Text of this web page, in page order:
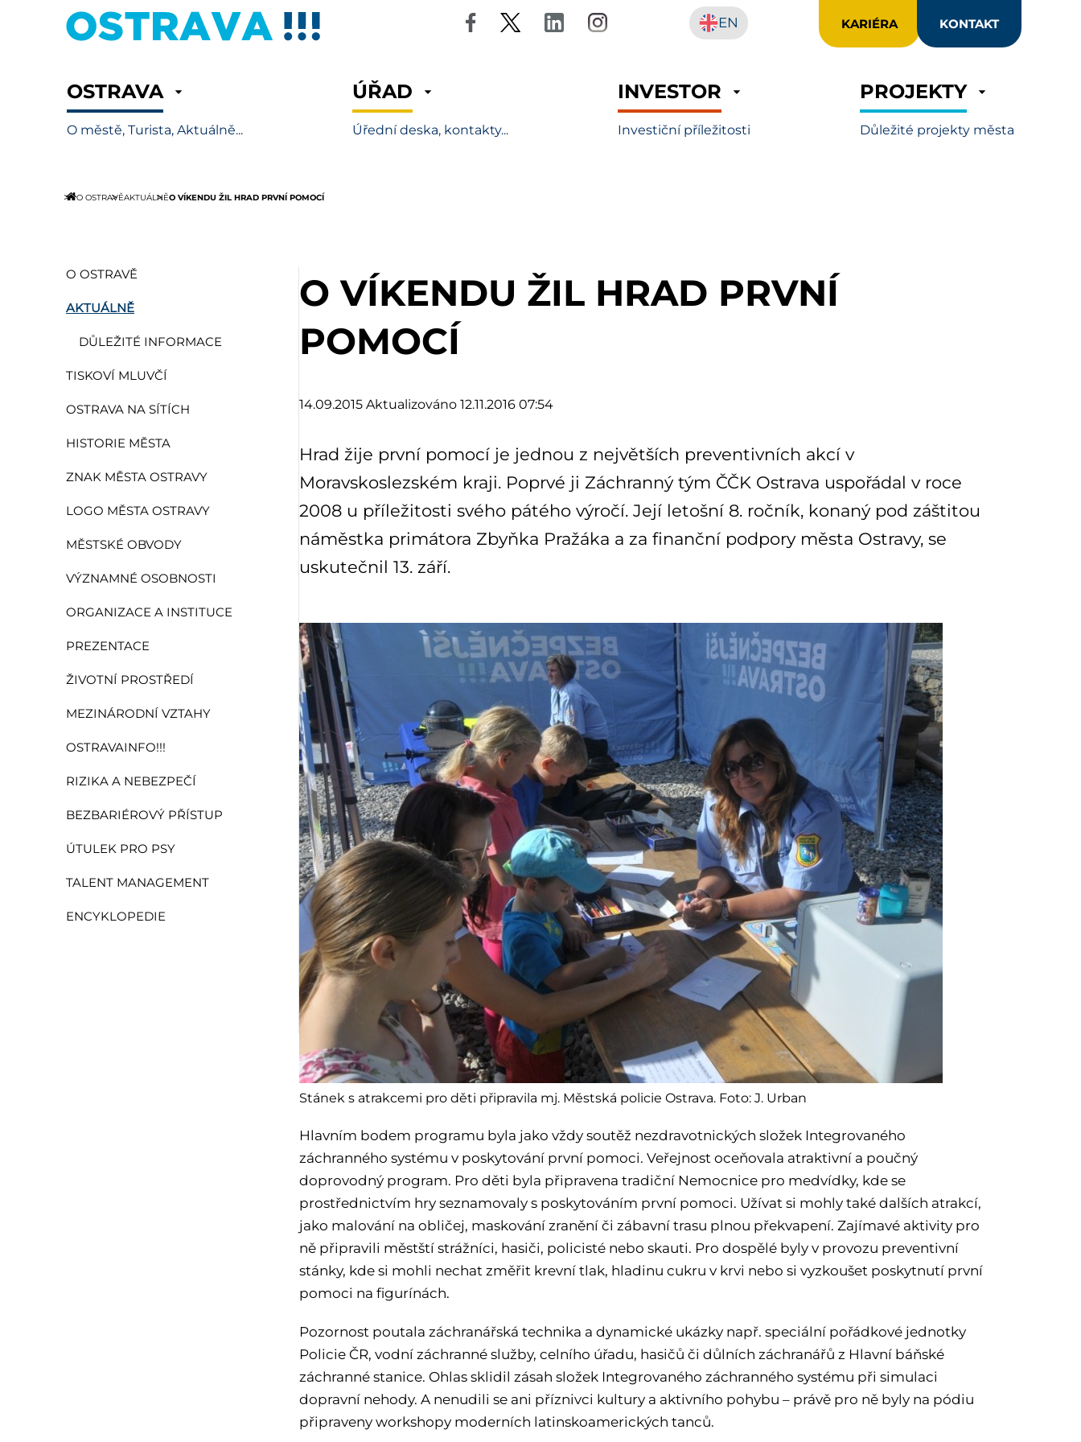
KARIÉRA KONTAKT
EN
OSTRAVA
O městě, Turista, Aktuálně...
ÚŘAD
Úřední deska, kontakty...
INVESTOR
Investiční příležitosti
PROJEKTY
Důležité projekty města
O OSTRAVĚAKTUÁLNĚO VÍKENDU ŽIL HRAD PRVNÍ POMOCÍ
O OSTRAVĚ
AKTUÁLNĚ
DŮLEŽITÉ INFORMACE
TISKOVÍ MLUVČÍ
OSTRAVA NA SÍTÍCH
HISTORIE MĚSTA
ZNAK MĚSTA OSTRAVY
LOGO MĚSTA OSTRAVY
MĚSTSKÉ OBVODY
VÝZNAMNÉ OSOBNOSTI
ORGANIZACE A INSTITUCE
PREZENTACE
ŽIVOTNÍ PROSTŘEDÍ
MEZINÁRODNÍ VZTAHY
OSTRAVAINFO!!!
RIZIKA A NEBEZPEČÍ
BEZBARIÉROVÝ PŘÍSTUP
ÚTULEK PRO PSY
TALENT MANAGEMENT
ENCYKLOPEDIE
O VÍKENDU ŽIL HRAD PRVNÍ
POMOCÍ
14.09.2015 Aktualizováno 12.11.2016 07:54
Hrad žije první pomocí je jednou z největších preventivních akcí v
Moravskoslezském kraji. Poprvé ji Záchranný tým ČČK Ostrava uspořádal v roce
2008 u příležitosti svého pátého výročí. Její letošní 8. ročník, konaný pod záštitou
náměstka primátora Zbyňka Pražáka a za finanční podpory města Ostravy, se
uskutečnil 13. září.
Stánek s atrakcemi pro děti připravila mj. Městská policie Ostrava. Foto: J. Urban
Hlavním bodem programu byla jako vždy soutěž nezdravotnických složek Integrovaného
záchranného systému v poskytování první pomoci. Veřejnost oceňovala atraktivní a poučný
doprovodný program. Pro děti byla připravena tradiční Nemocnice pro medvídky, kde se
prostřednictvím hry seznamovaly s poskytováním první pomoci. Užívat si mohly také dalších atrakcí,
jako malování na obličej, maskování zranění či zábavní trasu plnou překvapení. Zajímavé aktivity pro
ně připravili městští strážníci, hasiči, policisté nebo skauti. Pro dospělé byly v provozu preventivní
stánky, kde si mohli nechat změřit krevní tlak, hladinu cukru v krvi nebo si vyzkoušet poskytnutí první
pomoci na figurínách.
Pozornost poutala záchranářská technika a dynamické ukázky např. speciální pořádkové jednotky
Policie ČR, vodní záchranné služby, celního úřadu, hasičů či důlních záchranářů z Hlavní báňské
záchranné stanice. Ohlas sklidil zásah složek Integrovaného záchranného systému při simulaci
dopravní nehody. A nenudili se ani příznivci kultury a aktivního pohybu – právě pro ně byly na pódiu
připraveny workshopy moderních latinskoamerických tanců.